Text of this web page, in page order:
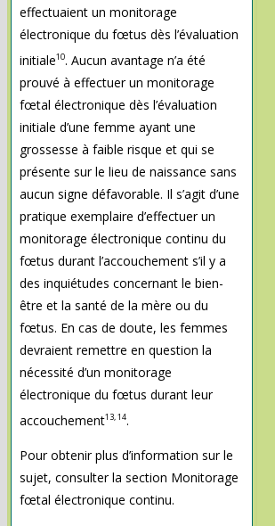
effectuaient un monitorage
électronique du fœtus dès l’évaluation
initiale10. Aucun avantage n’a été
prouvé à effectuer un monitorage
fœtal électronique dès l’évaluation
initiale d’une femme ayant une
grossesse à faible risque et qui se
présente sur le lieu de naissance sans
aucun signe défavorable. Il s’agit d’une
pratique exemplaire d’effectuer un
monitorage électronique continu du
fœtus durant l’accouchement s’il y a
des inquiétudes concernant le bien-
être et la santé de la mère ou du
fœtus. En cas de doute, les femmes
devraient remettre en question la
nécessité d’un monitorage
électronique du fœtus durant leur
accouchement13, 14.
Pour obtenir plus d’information sur le
sujet, consulter la section Monitorage
fœtal électronique continu.